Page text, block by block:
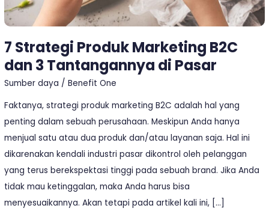
7 Strategi Produk Marketing B2C
dan 3 Tantangannya di Pasar
Sumber daya /Benefit One
Faktanya, strategi produk marketing B2C adalah hal yang
penting dalam sebuah perusahaan. Meskipun Anda hanya
menjual satu atau dua produk dan/atau layanan saja. Hal ini
dikarenakan kendali industri pasar dikontrol oleh pelanggan
yang terus berekspektasi tinggi pada sebuah brand. Jika Anda
tidak mau ketinggalan, maka Anda harus bisa
menyesuaikannya. Akan tetapi pada artikel kali ini, […]
Tantangannya
di
Pasar